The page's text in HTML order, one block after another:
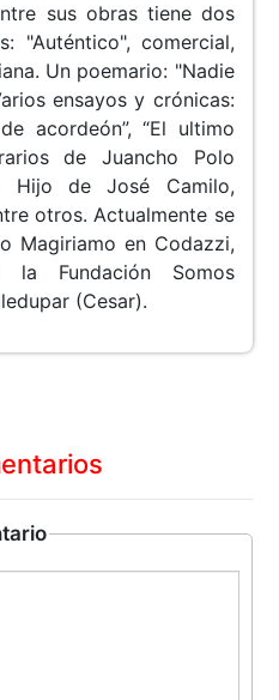
sus obras tiene dos
"Auténtico", comercial,
Un poemario: "Nadie
ensayos y crónicas:
acordeón”, “El ultimo
de Juancho Polo
Hijo de José Camilo,
otros. Actualmente se
Magiriamo en Codazzi,
la Fundación Somos
(Cesar).